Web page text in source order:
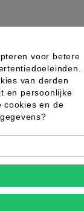
van
voor betere
van derden
en persoonlijke
cookies en de